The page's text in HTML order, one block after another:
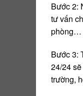
Bước 2:
tư vấn
phòng…
Bước 3:
24/24
trường,